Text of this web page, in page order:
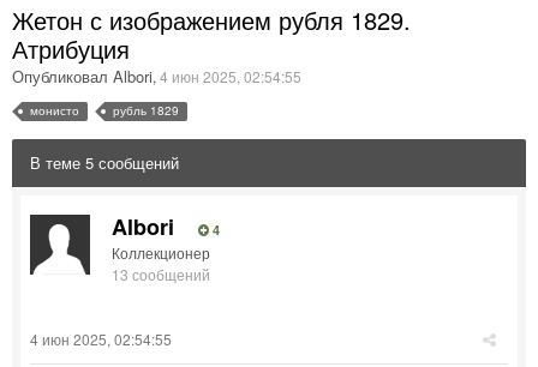
Жетон с изображением рубля 1829.
Атрибуция
Опубликовал Albori, 4 июн 2025, 02:54:55
монисто рубль 1829
В теме 5 сообщений
Albori 4
Коллекционер
13 сообщений
4 июн 2025, 02:54:55